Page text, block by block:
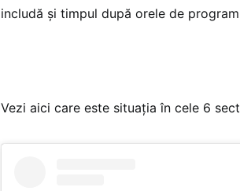
includă și timpul după orele de
Vezi aici care este situația în cele 6